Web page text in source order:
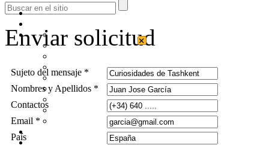
Enviar solicitud
Sujeto del mensaje *
Nombres y Apellidos *
Contactos
Email *
País
×